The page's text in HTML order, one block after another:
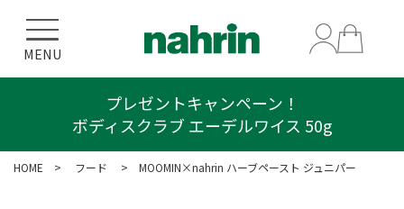
MENU
プレゼントキャンペーン！
ボディスクラブ エーデルワイス 50g
エーデルワイスシリーズをご購入で
クリアポーチプレゼント！
HOME > フード > MOOMIN×nahrin ハーブペースト ジュニパー